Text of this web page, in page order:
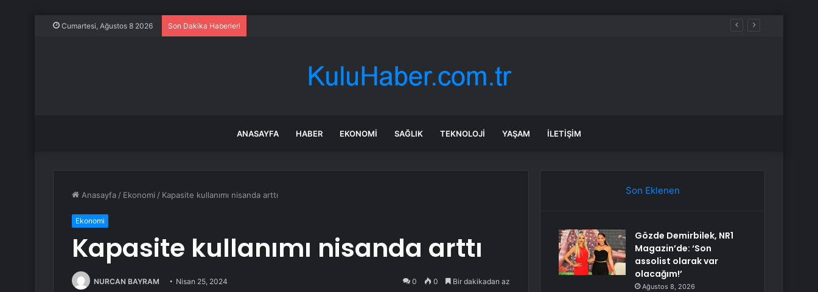
Cumartesi, Ağustos 8 2026 Son Dakika Haberleri
ANASAYFA HABER EKONOMI SAĞLIK TEKNOLOJI YAŞAM İLETIŞIM
Anasayfa / Ekonomi / Kapasite kullanımı nisanda arttı
Ekonomi
Kapasite kullanımı nisanda arttı
NURCAN BAYRAM Nisan 25, 2024 0 0 Bir dakikadan az
Son Eklenen
Gözde Demirbilek, NR1
Magazin’de: ‘Son
assolist olarak var
olacağım!’
Ağustos 8, 2026